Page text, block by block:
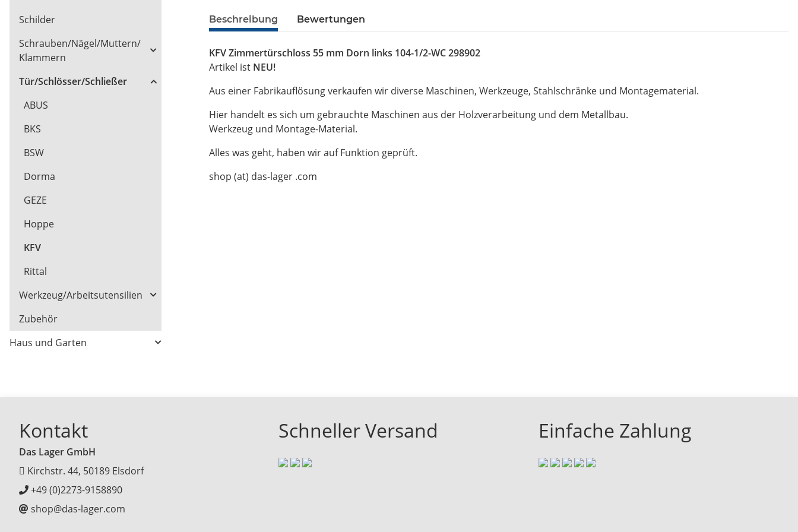
Beschreibung Bewertungen
KFV Zimmertürschloss 55 mm Dorn links 104-1/2-WC 298902
Artikel ist NEU!
Aus einer Fabrikauflösung verkaufen wir diverse Maschinen, Werkzeuge, Stahlschränke und Montagematerial.
Hier handelt es sich um gebrauchte Maschinen aus der Holzverarbeitung und dem Metallbau.
Werkzeug und Montage-Material.
Alles was geht, haben wir auf Funktion geprüft.
shop (at) das-lager .com
Schilder
Schrauben/Nägel/Muttern/
Klammern
Tür/Schlösser/Schließer
ABUS
BKS
BSW
Dorma
GEZE
Hoppe
KFV
Rittal
Werkzeug/Arbeitsutensilien
Zubehör
Haus und Garten
Kontakt
Das Lager GmbH
Kirchstr. 44, 50189 Elsdorf
+49 (0)2273-9158890
shop@das-lager.com
Schneller Versand Einfache Zahlung